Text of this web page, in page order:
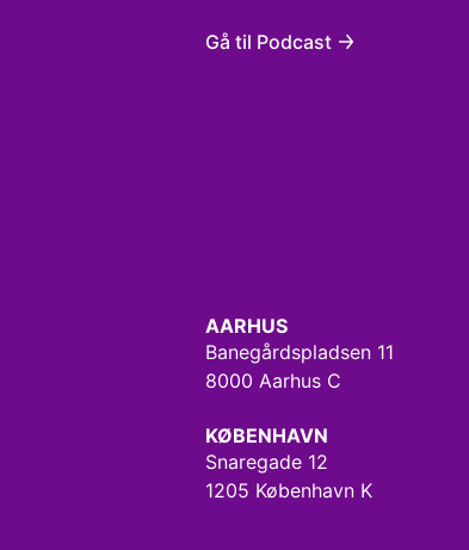
Gå til Podcast
AARHUS
Banegårdspladsen 11
8000 Aarhus C
KØBENHAVN
Snaregade 12
1205 København K